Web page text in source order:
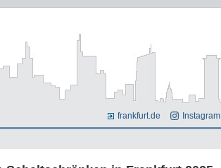
frankfurt.de Instagram